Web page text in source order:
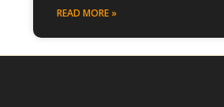
READ MORE »